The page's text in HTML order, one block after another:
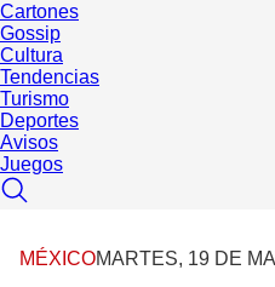
Cartones
Gossip
Cultura
Tendencias
Turismo
Deportes
Avisos
Juegos
MÉXICOMARTES, 19 DE